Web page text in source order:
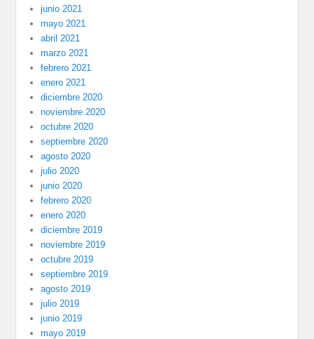
junio 2021
mayo 2021
abril 2021
marzo 2021
febrero 2021
enero 2021
diciembre 2020
noviembre 2020
octubre 2020
septiembre 2020
agosto 2020
julio 2020
junio 2020
febrero 2020
enero 2020
diciembre 2019
noviembre 2019
octubre 2019
septiembre 2019
agosto 2019
julio 2019
junio 2019
mayo 2019